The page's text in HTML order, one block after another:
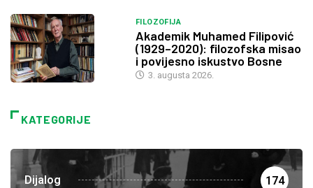
FILOZOFIJA
Akademik Muhamed Filipović
(1929–2020): filozofska misao
i povijesno iskustvo Bosne
3. augusta 2026.
KATEGORIJE
Dijalog 174